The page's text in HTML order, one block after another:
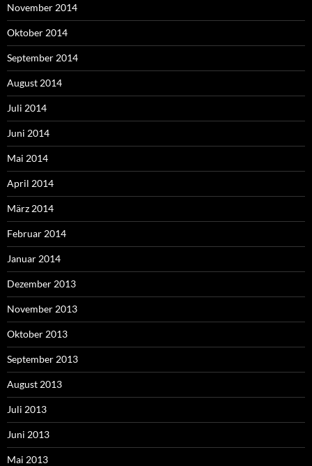
November 2014
Oktober 2014
September 2014
August 2014
Juli 2014
Juni 2014
Mai 2014
April 2014
März 2014
Februar 2014
Januar 2014
Dezember 2013
November 2013
Oktober 2013
September 2013
August 2013
Juli 2013
Juni 2013
Mai 2013